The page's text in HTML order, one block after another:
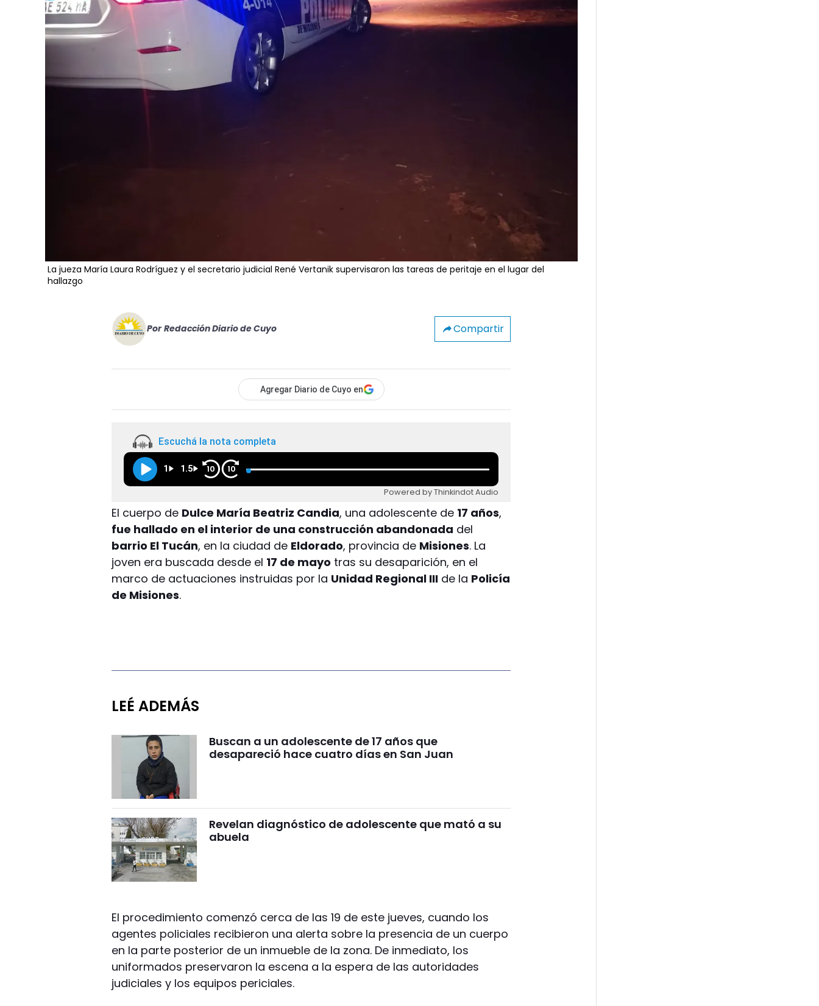
La jueza María Laura Rodríguez y el secretario judicial René Vertanik supervisaron las tareas de peritaje en el lugar del
hallazgo
Por Redacción Diario de Cuyo Compartir
Agregar Diario de Cuyo en
Escuchá la nota completa
1 1.5 10 10
Powered by Thinkindot Audio
El cuerpo de Dulce María Beatriz Candia, una adolescente de 17 años,
fue hallado en el interior de una construcción abandonada del
barrio El Tucán, en la ciudad de Eldorado, provincia de Misiones. La
joven era buscada desde el 17 de mayo tras su desaparición, en el
marco de actuaciones instruidas por la Unidad Regional III de la Policía
de Misiones.
LEÉ ADEMÁS
Buscan a un adolescente de 17 años que
desapareció hace cuatro días en San Juan
Revelan diagnóstico de adolescente que mató a su
abuela
El procedimiento comenzó cerca de las 19 de este jueves, cuando los
agentes policiales recibieron una alerta sobre la presencia de un cuerpo
en la parte posterior de un inmueble de la zona. De inmediato, los
uniformados preservaron la escena a la espera de las autoridades
judiciales y los equipos periciales.